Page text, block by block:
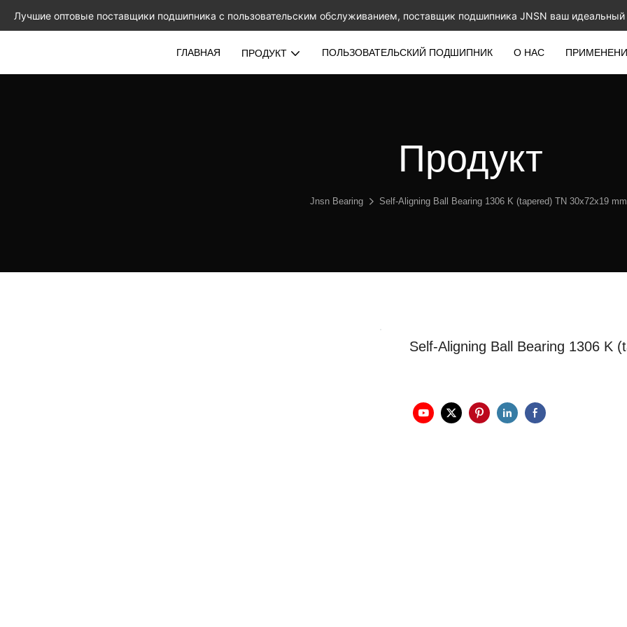
Лучшие оптовые поставщики подшипника с пользовательским обслуживанием, поставщик подшипника JNSN ваш идеальный
ГЛАВНАЯ ПРОДУКТ ПОЛЬЗОВАТЕЛЬСКИЙ ПОДШИПНИК О НАС
Продукт
Jnsn Bearing Self-Aligning Ball Bearing 1306 K (tapered) TN 30x72x19 mm
Self-Aligning Ball Bearing 1306 K